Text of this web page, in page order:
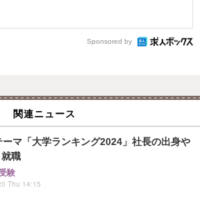
Sponsored by
関連ニュース
ーマ「大学ランキング2024」社長の出身や
職
験
Thu 14:15